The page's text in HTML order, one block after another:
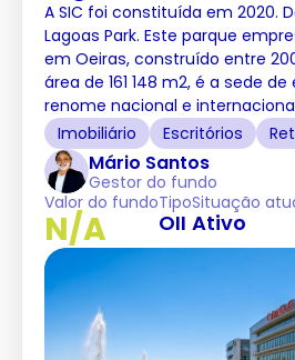
A SIC foi constituída em 2020.
Lagoas Park. Este parque
em Oeiras, construído entre
área de 161 148 m2, é a sede
renome nacional e
Imobiliário
Escritórios
Mário Santos
Gestor do fundo
Valor do fundo
N/A
Tipo
OII
Situação
Ativo